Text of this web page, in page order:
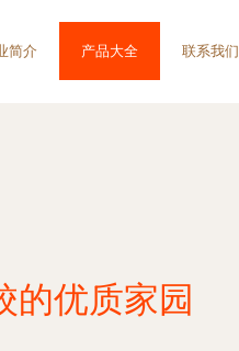
简介 产品大全 联系我们
的优质家园